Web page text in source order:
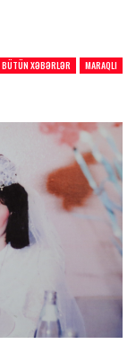
BÜTÜN XƏBƏRLƏR MARAQLI